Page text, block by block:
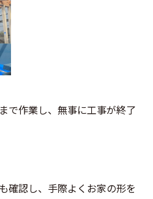
で作業し、無事に工事が終了
確認し、手際よくお家の形を